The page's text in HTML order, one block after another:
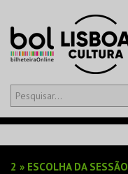
Olá,iniciar sessão
2 » ESCOLHA DA SESSÃO